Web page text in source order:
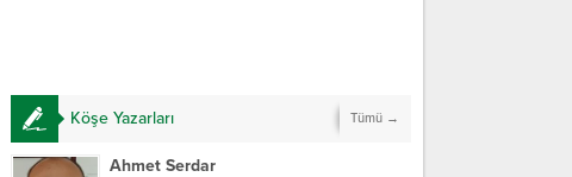
Köşe Yazarları Tümü →
Ahmet Serdar